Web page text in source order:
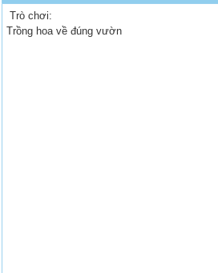
Trò chơi:
Trồng hoa về đúng vườn